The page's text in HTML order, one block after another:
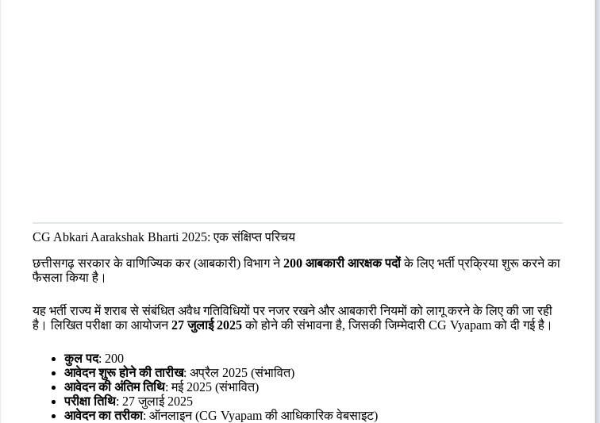
CG Abkari Aarakshak Bharti 2025: एक संक्षिप्त परिचय
छत्तीसगढ़ सरकार के वाणिज्यिक कर (आबकारी) विभाग ने200 आबकारी आरक्षक पदोंके लिए भर्ती प्रक्रिया शुरू करने का
फैसला किया है।
यह भर्ती राज्य में शराब से संबंधित अवैध गतिविधियों पर नजर रखने और आबकारी नियमों को लागू करने के लिए की जा रही
है। लिखित परीक्षा का आयोजन27 जुलाई 2025को होने की संभावना है, जिसकी जिम्मेदारी CG Vyapam को दी गई है।
कुल पद: 200
आवेदन शुरू होने की तारीख: अप्रैल 2025 (संभावित)
आवेदन की अंतिम तिथि: मई 2025 (संभावित)
परीक्षा तिथि: 27 जुलाई 2025
आवेदन का तरीका: ऑनलाइन (CG Vyapam की आधिकारिक वेबसाइट)